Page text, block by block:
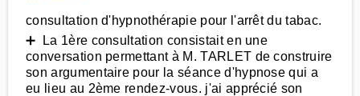
consultation d'hypnothérapie pour l'arrêt du tabac.
➕ La 1ère consultation consistait en une
conversation permettant à M. TARLET de construire
son argumentaire pour la séance d'hypnose qui a
eu lieu au 2ème rendez-vous. j'ai apprécié son